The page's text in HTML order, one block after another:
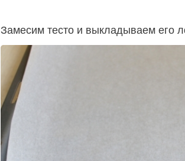
Замесим тесто и выкладываем его